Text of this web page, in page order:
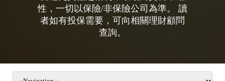
性，一切以保險/非保險公司為準。 讀
者如有投保需要，可向相關理財顧問
查詢。